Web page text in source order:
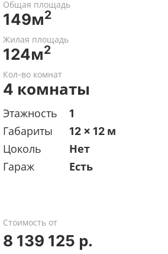
Общая площадь
149м2
Жилая площадь
124м2
Кол-во комнат
4 комнаты
Этажность
1
Габариты
12 x 12 м
Цоколь
Нет
Гараж
Есть
Стоимость от
8 139 125 р.